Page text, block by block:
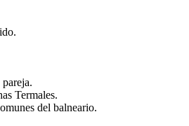
Termales.
del balneario.